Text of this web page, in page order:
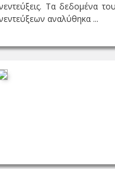
Τα δεδομένα
αναλύθηκα ...